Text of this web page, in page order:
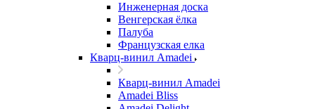
Инженерная доска
Венгерская ёлка
Палуба
Французская елка
Кварц-винил Amadei
Кварц-винил Amadei
Amadei Bliss